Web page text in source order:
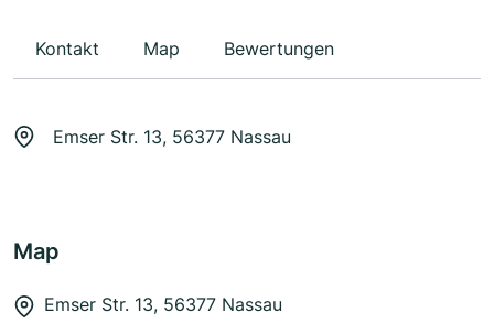
Kontakt Map Bewertungen
Emser Str. 13, 56377 Nassau
Map
Emser Str. 13, 56377 Nassau